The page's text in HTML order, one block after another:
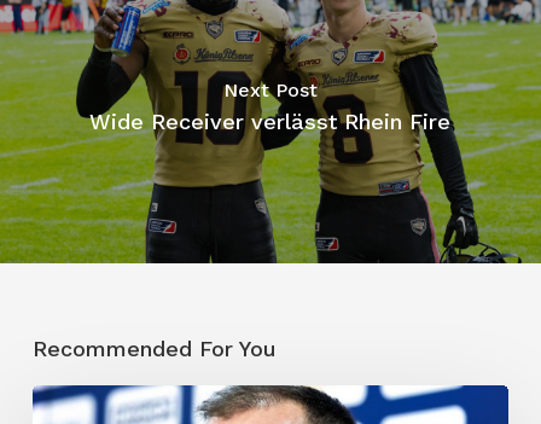
Next Post
Wide Receiver verlässt Rhein Fire
Recommended For You
Trotz